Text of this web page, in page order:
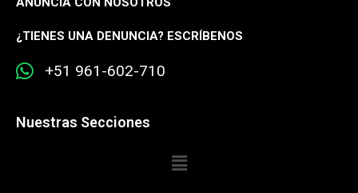
¿TIENES UNA DENUNCIA? ESCRÍBENOS
+51 961-602-710
Nuestras Secciones